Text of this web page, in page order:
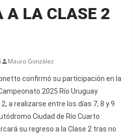
A LA CLASE 2
Mauro González
confirmó su participación en la
2025 Río Uruguay
a realizarse entre los días 7, 8 y 9
Ciudad de Río Cuarto
su regreso a la Clase 2 tras no